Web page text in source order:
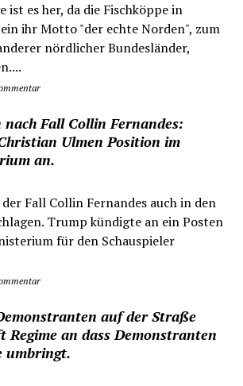
ist es her, da die Fischköppe in
ihr Motto "der echte Norden", zum
nördlicher Bundesländer,
nach Fall Collin Fernandes:
Ulmen Position im
an.
Fall Collin Fernandes auch in den
Trump kündigte an ein Posten
für den Schauspieler
auf der Straße
an dass Demonstranten
umbringt.